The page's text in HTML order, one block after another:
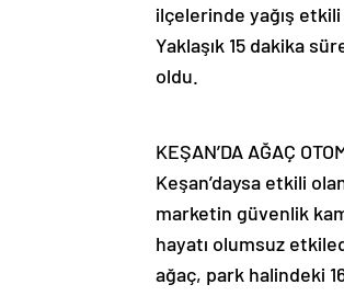
ilçelerinde yağış etkili
Yaklaşık 15 dakika
oldu.
KEŞAN’DA AĞAÇ
Keşan’daysa etkili
marketin güvenlik
hayatı olumsuz
ağaç, park halindeki